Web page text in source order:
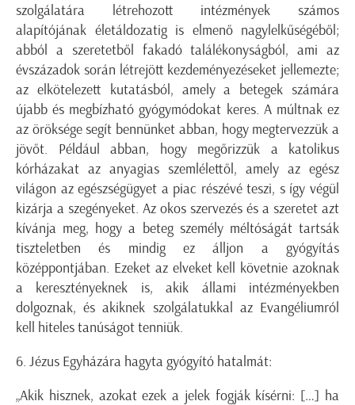
szolgálatára létrehozott intézmények számos
alapítójának életáldozatig is elmenő nagylelkűségéből;
abból a szeretetből fakadó találékonyságból, ami az
évszázadok során létrejött kezdeményezéseket jellemezte;
az elkötelezett kutatásból, amely a betegek számára
újabb és megbízható gyógymódokat keres. A múltnak ez
az öröksége segít bennünket abban, hogy megtervezzük a
jövőt. Például abban, hogy megőrizzük a katolikus
kórházakat az anyagias szemlélettől, amely az egész
világon az egészségügyet a piac részévé teszi, s így végül
kizárja a szegényeket. Az okos szervezés és a szeretet azt
kívánja meg, hogy a beteg személy méltóságát tartsák
tiszteletben és mindig ez álljon a gyógyítás
középpontjában. Ezeket az elveket kell követnie azoknak
a keresztényeknek is, akik állami intézményekben
dolgoznak, és akiknek szolgálatukkal az Evangéliumról
kell hiteles tanúságot tenniük.
6. Jézus Egyházára hagyta gyógyító hatalmát:
„Akik hisznek, azokat ezek a jelek fogják kísérni: […] ha